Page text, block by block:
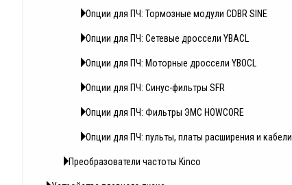
Опции для ПЧ: Тормозные модули CDBR SINE
Опции для ПЧ: Сетевые дроссели YBACL
Опции для ПЧ: Моторные дроссели YBOCL
Опции для ПЧ: Синус-фильтры SFR
Опции для ПЧ: Фильтры ЭМС HOWCORE
Опции для ПЧ: пульты, платы расширения и кабели
Преобразователи частоты Kinco